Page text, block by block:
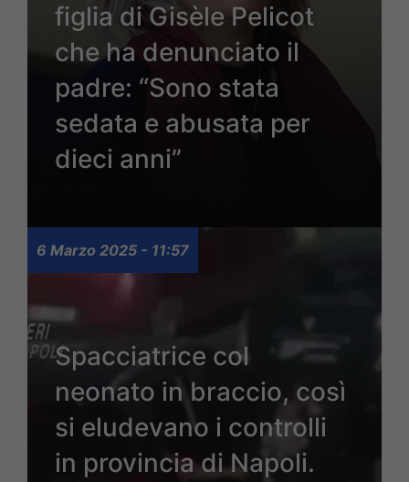
figlia di Gisèle Pelicot
che ha denunciato il
padre: “Sono stata
sedata e abusata per
dieci anni”
6 Marzo 2025 - 11:57
Spacciatrice col
neonato in braccio, così
si eludevano i controlli
in provincia di Napoli.